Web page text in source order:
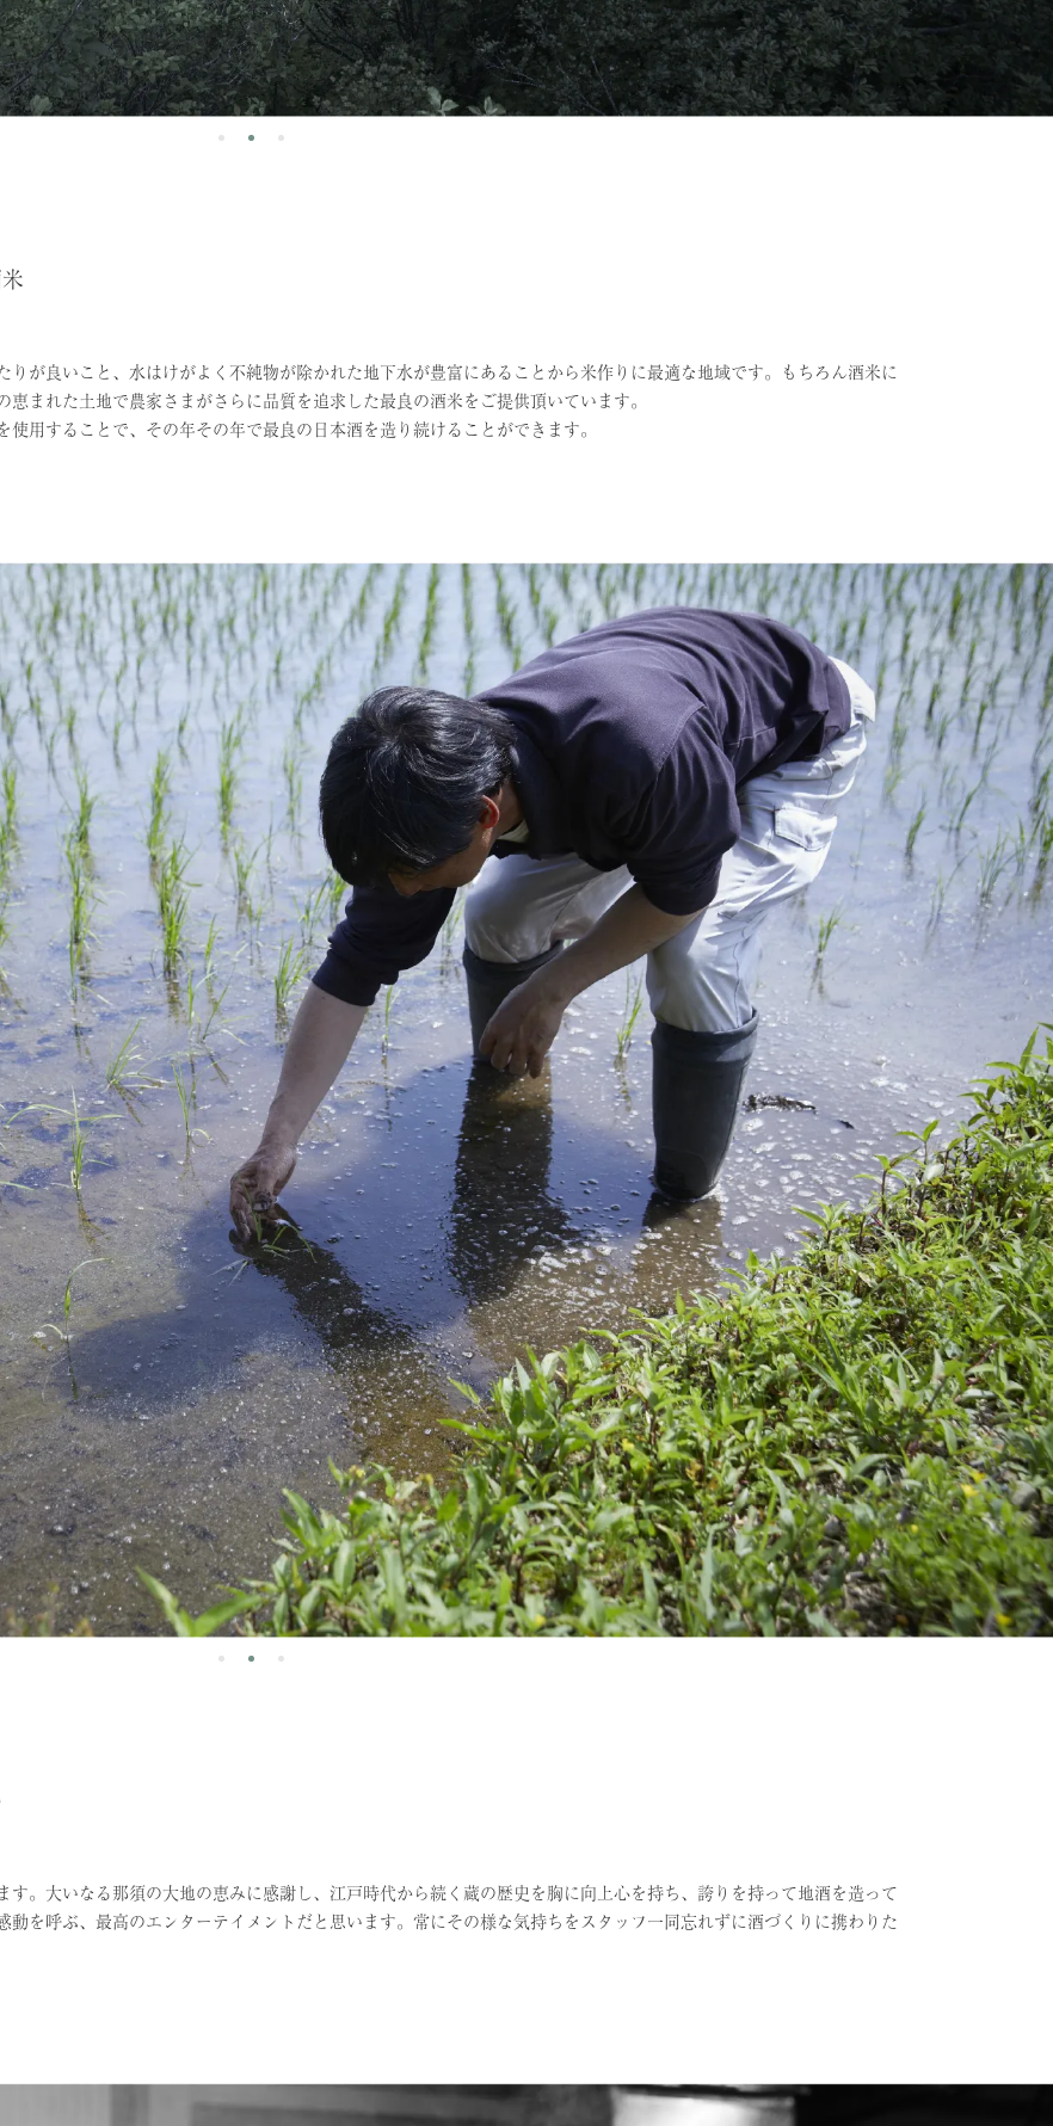
の里酒造について スタッフ紹介
造りへの想い 会社概要
蜂龍舎 お知らせ
たな お問い合わせ
FOLLOW US
が良いこと、水はけがよく不純物が除かれた地下水が豊富にあることから米作りに最適な地域です。もちろん酒米に
まれた土地で農家さまがさらに品質を追求した最良の酒米をご提供頂いています。
用することで、その年その年で最良の日本酒を造り続けることができます。
。大いなる那須の大地の恵みに感謝し、江戸時代から続く蔵の歴史を胸に向上心を持ち、誇りを持って地酒を造って
を呼ぶ、最高のエンターテイメントだと思います。常にその様な気持ちをスタッフ一同忘れずに酒づくりに携わりた